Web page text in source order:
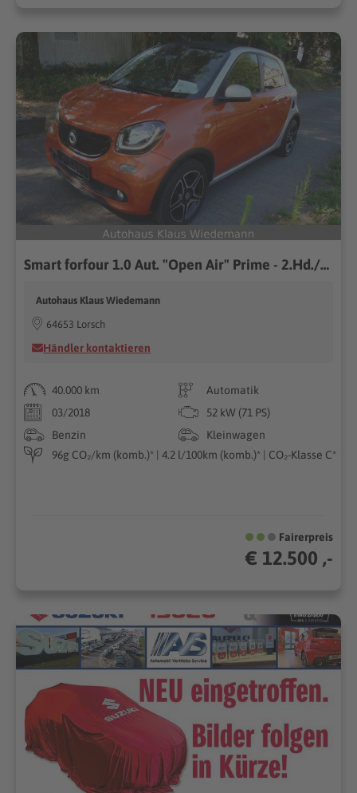
Smart forfour 1.0 Aut. "Open Air" Prime - 2.Hd./40 TKM
Autohaus Klaus Wiedemann
64653 Lorsch
Händler kontaktieren
40.000 km
Automatik
03/2018
52 kW (71 PS)
Benzin
Kleinwagen
96g CO₂/km (komb.)* | 4.2 l/100km (komb.)* | CO₂-Klasse C*
Fairerpreis
€ 12.500 ,-